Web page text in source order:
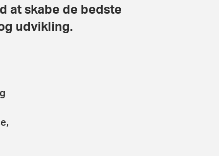
at skabe de bedste
udvikling.